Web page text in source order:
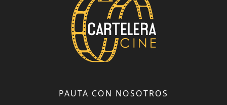
PAUTA CON NOSOTROS